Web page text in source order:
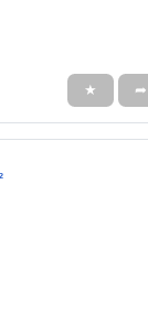
★ ➦